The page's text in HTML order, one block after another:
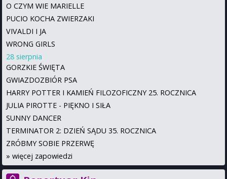
O CZYM WIE MARIELLE
PUCIO KOCHA ZWIERZAKI
VIVALDI I JA
WRONG GIRLS
28 sierpnia
GORZKIE ŚWIĘTA
GWIAZDOZBIÓR PSA
HARRY POTTER I KAMIEŃ FILOZOFICZNY 25. ROCZNICA
JULIA PIROTTE - PIĘKNO I SIŁA
SUNNY DANCER
TERMINATOR 2: DZIEŃ SĄDU 35. ROCZNICA
ZRÓBMY SOBIE PRZERWĘ
» więcej zapowiedzi